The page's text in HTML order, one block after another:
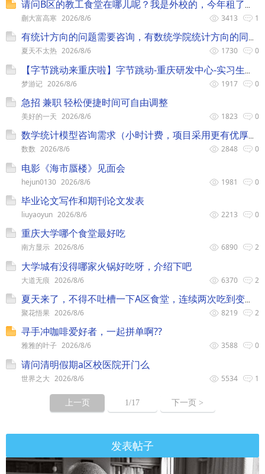
请问B区的教工食堂在哪儿呢？我是外校的，今年租了房子在B区准
1
3413
蒯大富高寒 2026/8/6
有统计方向的问题需要咨询，有数统学院统计方向的同学吗
0
1730
夏天不太热 2026/8/6
0
1917
梦游记 2026/8/6
急招 兼职 轻松便捷时间可自由调整
0
1823
美好的一天 2026/8/6
数学统计模型咨询需求（小时计费，项目采用更有优厚回报）
0
2848
数数 2026/8/6
电影《海市蜃楼》见面会
0
1981
hejun0130 2026/8/6
毕业论文写作和期刊论文发表
0
2213
liuyaoyun 2026/8/6
重庆大学哪个食堂最好吃
2
6890
南方显示 2026/8/6
大学城有没得哪家火锅好吃呀，介绍下吧
2
6370
大道无痕 2026/8/6
2
8219
聚花悟果 2026/8/6
寻手冲咖啡爱好者，一起拼单啊??
0
3588
雅雅的叶子 2026/8/6
请问清明假期a区校医院开门么
1
5534
世界之大 2026/8/6
上一页 1/17 下一页 >
发表帖子